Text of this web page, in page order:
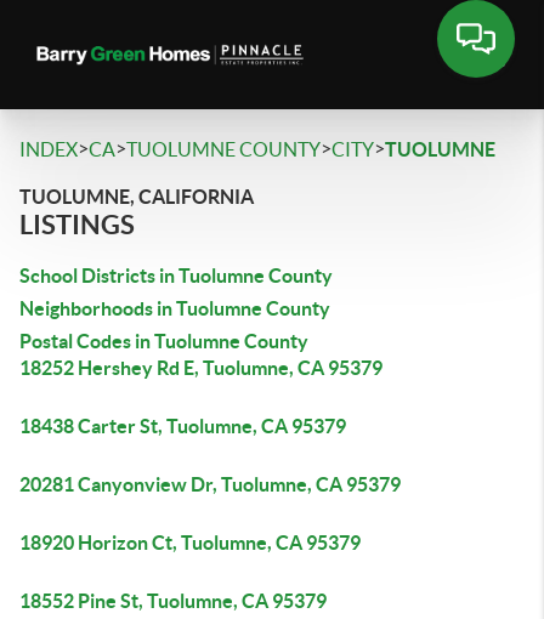
INDEX>CA>TUOLUMNE COUNTY>CITY>TUOLUMNE
TUOLUMNE, CALIFORNIA
LISTINGS
School Districts in Tuolumne County
Neighborhoods in Tuolumne County
Postal Codes in Tuolumne County
18252 Hershey Rd E, Tuolumne, CA 95379
18438 Carter St, Tuolumne, CA 95379
20281 Canyonview Dr, Tuolumne, CA 95379
18920 Horizon Ct, Tuolumne, CA 95379
18552 Pine St, Tuolumne, CA 95379